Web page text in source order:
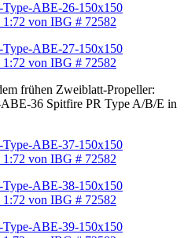
frühen Zweiblatt-Propeller: